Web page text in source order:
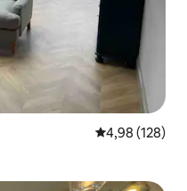
4,98 ud af 5 i
4,98 (128)